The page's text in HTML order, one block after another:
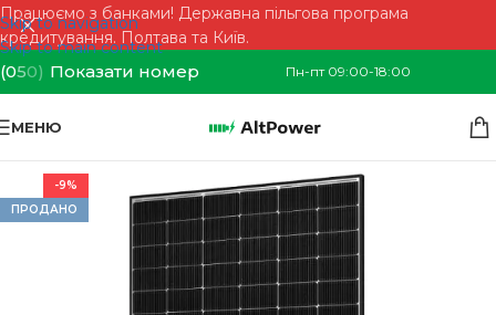
Skip to navigation
Skip to main content
Працюємо з банками! Державна пільгова програма
кредитування. Полтава та Київ.
(050) Показати номер Пн-пт 09:00-18:00
МЕНЮ
-9%
ПРОДАНО